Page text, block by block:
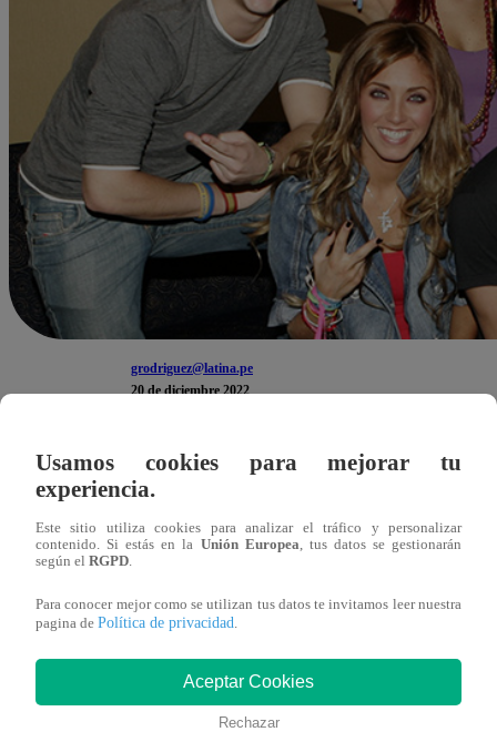
grodriguez@latina.pe
20 de diciembre 2022
La infancia de muchos regresa. Hace unos cuantos días,
escenarios para el deleite de todos sus fans. Las
fanáticos de la agrupación mexicana, es por eso que
para suconcierto
Arrancando la semana, RBD anunció a través de sus
los países por los que brindarán presentaciones
. Se especula que el Perú estaría dentro de sus
Usamos cookies para mejorar tu
experiencia.
Este sitio utiliza cookies para analizar el tráfico y personalizar
contenido. Si estás en la Unión Europea , tus datos se gestionarán
según el RGPD
Para conocer mejor como se utilizan tus datos te invitamos leer nuestra
pagina de Política de privacidad
Aceptar Cookies
Rechazar